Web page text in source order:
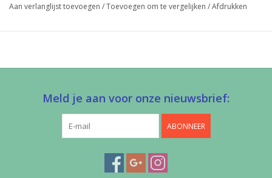
Aan verlanglijst toevoegen /Toevoegen om te vergelijken /Afdrukken
Meld je aan voor onze nieuwsbrief:
ABONNEER